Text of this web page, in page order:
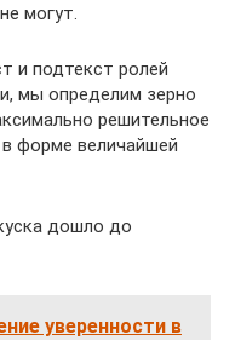
могут.
и подтекст ролей
мы определим зерно
решительное
форме величайшей
дошло до
уверенности в